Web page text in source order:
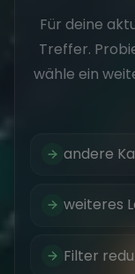
Für deine
Treffer.
wähle ein
andere
weiteres
Filter